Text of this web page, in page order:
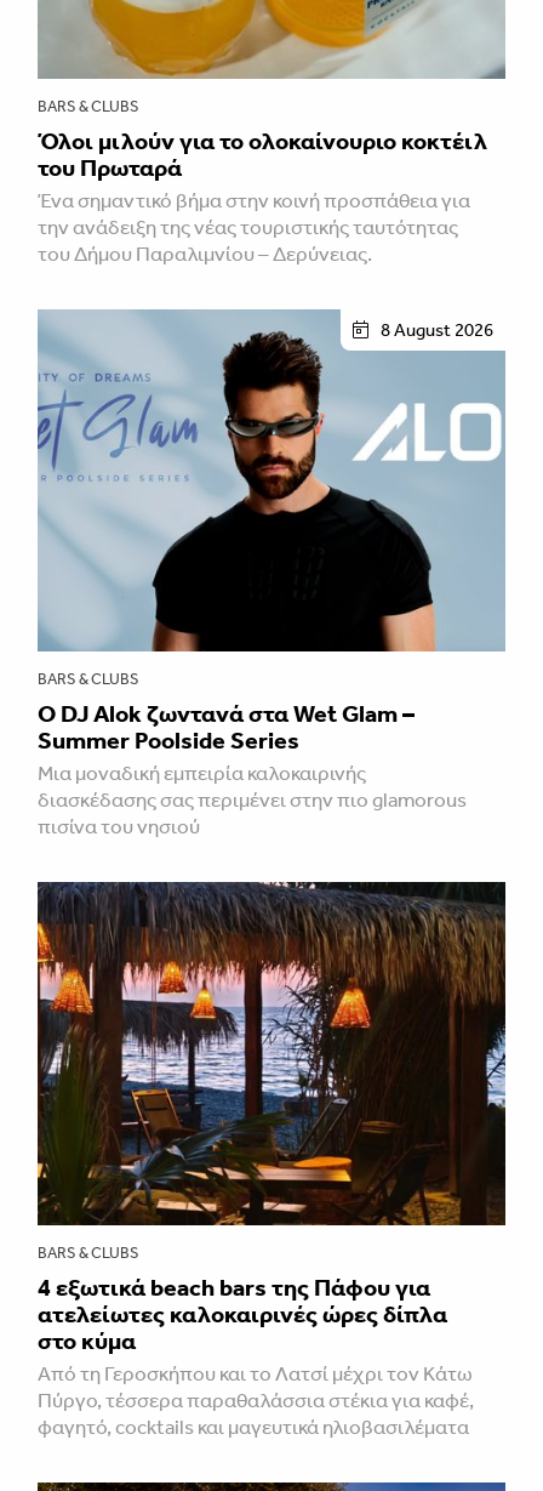
BARS & CLUBS
Όλοι μιλούν για το ολοκαίνουριο κοκτέιλ
του Πρωταρά
Ένα σημαντικό βήμα στην κοινή προσπάθεια για
την ανάδειξη της νέας τουριστικής ταυτότητας
του Δήμου Παραλιμνίου – Δερύνειας.
8 August 2026
BARS & CLUBS
Ο DJ Alok ζωντανά στα Wet Glam –
Summer Poolside Series
Μια μοναδική εμπειρία καλοκαιρινής
διασκέδασης σας περιμένει στην πιο glamorous
πισίνα του νησιού
BARS & CLUBS
4 εξωτικά beach bars της Πάφου για
ατελείωτες καλοκαιρινές ώρες δίπλα
στο κύμα
Από τη Γεροσκήπου και το Λατσί μέχρι τον Κάτω
Πύργο, τέσσερα παραθαλάσσια στέκια για καφέ,
φαγητό, cocktails και μαγευτικά ηλιοβασιλέματα